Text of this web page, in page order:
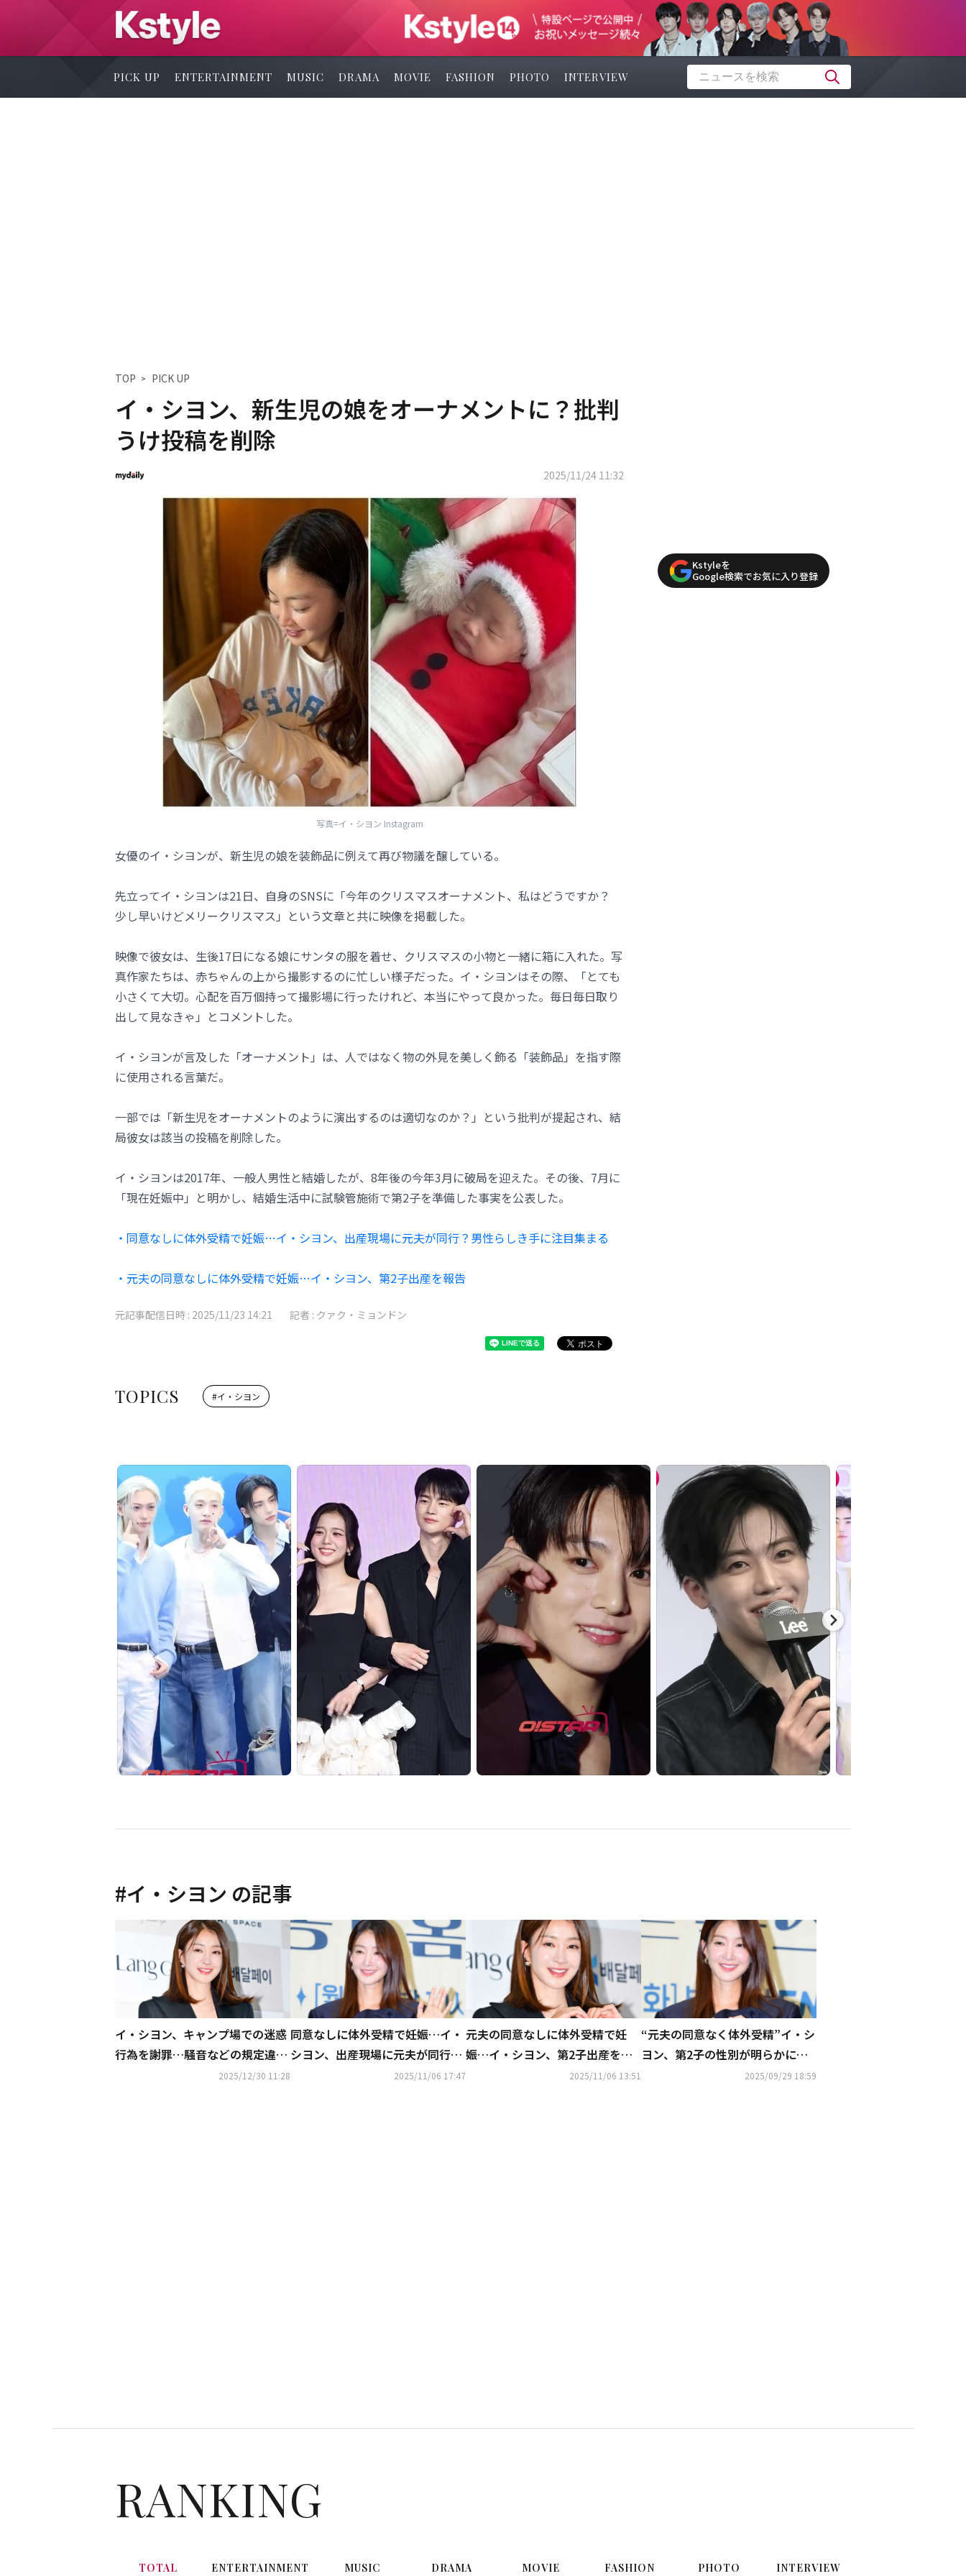
PICK UP ENTERTAINMENT MUSIC DRAMA MOVIE FASHION PHOTO INTERVIEW
TOP PICK UP
イ・シヨン、新生児の娘をオーナメントに？批判
うけ投稿を削除
2025/11/24 11:32
写真=イ・シヨン Instagram
女優のイ・シヨンが、新生児の娘を装飾品に例えて再び物議を醸している。
先立ってイ・シヨンは21日、自身のSNSに「今年のクリスマスオーナメント、私はどうですか？
少し早いけどメリークリスマス」という文章と共に映像を掲載した。
映像で彼女は、生後17日になる娘にサンタの服を着せ、クリスマスの小物と一緒に箱に入れた。写
真作家たちは、赤ちゃんの上から撮影するのに忙しい様子だった。イ・シヨンはその際、「とても
小さくて大切。心配を百万個持って撮影場に行ったけれど、本当にやって良かった。毎日毎日取り
出して見なきゃ」とコメントした。
イ・シヨンが言及した「オーナメント」は、人ではなく物の外見を美しく飾る「装飾品」を指す際
に使用される言葉だ。
一部では「新生児をオーナメントのように演出するのは適切なのか？」という批判が提起され、結
局彼女は該当の投稿を削除した。
イ・シヨンは2017年、一般人男性と結婚したが、8年後の今年3月に破局を迎えた。その後、7月に
「現在妊娠中」と明かし、結婚生活中に試験管施術で第2子を準備した事実を公表した。
・同意なしに体外受精で妊娠…イ・シヨン、出産現場に元夫が同行？男性らしき手に注目集まる
・元夫の同意なしに体外受精で妊娠…イ・シヨン、第2子出産を報告
元記事配信日時 : 2025/11/23 14:21 記者 : クァク・ミョンドン
TOPICS #イ・シヨン
Kstyleを
Google検索でお気に入り登録
#イ・シヨン の記事
イ・シヨン、キャンプ場での迷惑
行為を謝罪…騒音などの規定違反
に「帰宅していて知らなかった」
2025/12/30 11:28
同意なしに体外受精で妊娠…イ・
シヨン、出産現場に元夫が同行？
男性らしき手に注目集まる2025/11/06 17:47
元夫の同意なしに体外受精で妊
娠…イ・シヨン、第2子出産を報
2025/11/06 13:51
“元夫の同意なく体外受精”イ・シ
ヨン、第2子の性別が明らかに？
知人のSNSコメントが話題2025/09/29 18:59
RANKING
TOTAL ENTERTAINMENT MUSIC DRAMA MOVIE FASHION PHOTO INTERVIEW